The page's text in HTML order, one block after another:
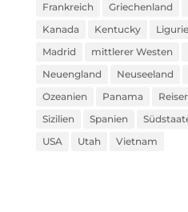
Frankreich
Griechenland
Kanada
Kentucky
Madrid
mittlerer Westen
Neuengland
Neuseeland
Ozeanien
Panama
Sizilien
Spanien
USA
Utah Vietnam